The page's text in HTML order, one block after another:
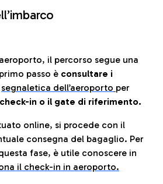
il percorso segue una
passo è consultare i
segnaletica dell’aeroporto per
in o il gate di riferimento.
online, si procede con il
consegna del bagaglio. Per
fase, è utile conoscere in
il check-in in aeroporto.